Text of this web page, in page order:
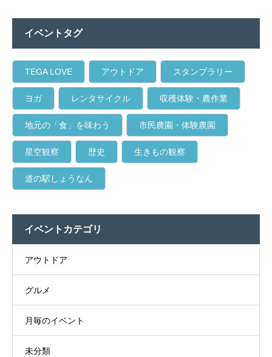
イベントタグ
TEGA LOVE アウトドア スタンプラリー
ヨガ レンタサイクル 収穫体験・農作業
地元の「食」を味わう 市民農園・体験農園
星空観察 歴史 生きもの観察
道の駅しょうなん
イベントカテゴリ
アウトドア
グルメ
月毎のイベント
未分類